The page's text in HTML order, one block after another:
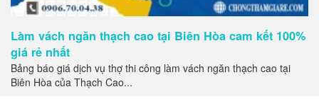
Làm vách ngăn thạch cao tại Biên Hòa cam kết 100%
giá rẻ nhất
Bảng báo giá dịch vụ thợ thi công làm vách ngăn thạch cao tại
Biên Hòa của Thạch Cao...